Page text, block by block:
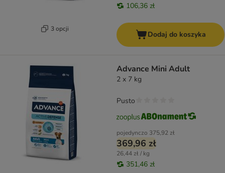
3 opcji
106,36 zł
Dodaj do koszyka
Advance Mini Adult
2 x 7 kg
pojedynczo 375,92 zł
369,96 zł
26,44 zł / kg
351,46 zł
Pusto